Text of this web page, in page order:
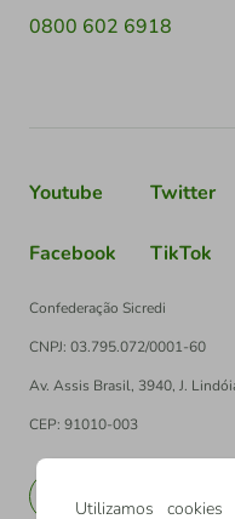
0800 602 6918
Youtube Twitter
Facebook TikTok
Confederação Sicredi
CNPJ: 03.795.072/0001-60
Av. Assis Brasil, 3940, J.
CEP: 91010-003
Utilizamos